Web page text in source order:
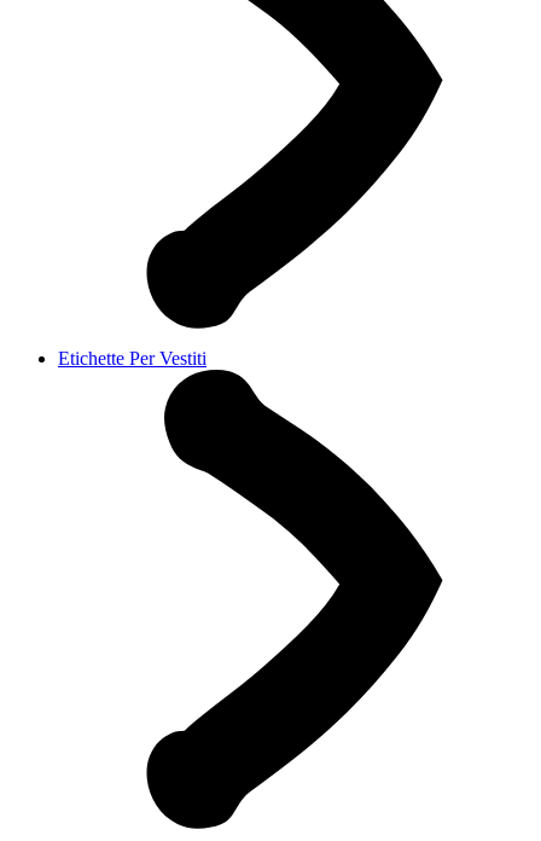
Etichette Per Vestiti